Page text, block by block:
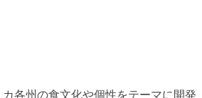
各州の食文化や個性をテーマに開発